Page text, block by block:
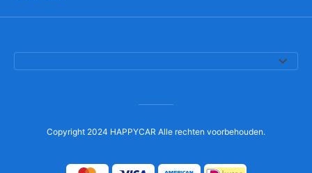
Copyright 2024 HAPPYCAR Alle rechten voorbehouden.